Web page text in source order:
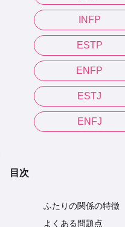
INFP
ESTP
ENFP
ESTJ
ENFJ
目次
ふたりの関係の特徴
よくある問題点